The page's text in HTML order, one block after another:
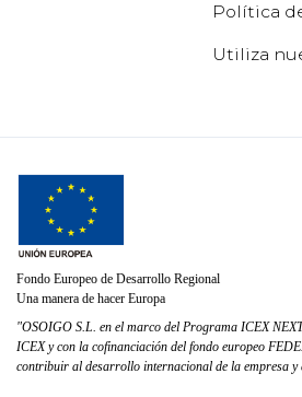
Política
Utiliza
Fondo Europeo de Desarrollo Regional
Una manera de hacer Europa
"OSOIGO S.L. en el marco del Programa ICEX
ICEX y con la cofinanciación del fondo europeo
contribuir al desarrollo internacional de la empresa y